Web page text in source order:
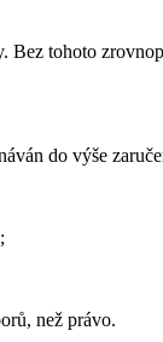
tohoto
do výše
než právo.